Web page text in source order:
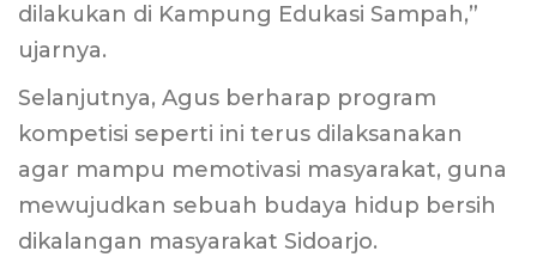
dilakukan di Kampung Edukasi Sampah,”
ujarnya.
Selanjutnya, Agus berharap program
kompetisi seperti ini terus dilaksanakan
agar mampu memotivasi masyarakat, guna
mewujudkan sebuah budaya hidup bersih
dikalangan masyarakat Sidoarjo.